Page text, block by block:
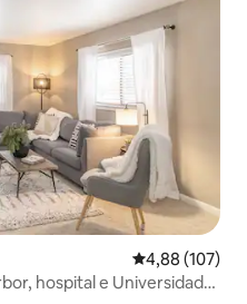
4,88 de uma
4,88 (107)
hospital e Universidade